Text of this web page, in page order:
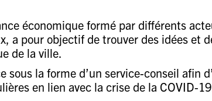
économique formé par différents
a pour objectif de trouver des idées et
de la ville.
sous la forme d’un service-conseil afin
en lien avec la crise de la COVID-